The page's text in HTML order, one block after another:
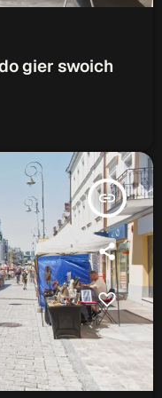
gier swoich
insert_link